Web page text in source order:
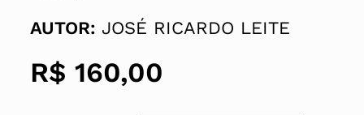
AUTOR: JOSÉ RICARDO LEITE
R$ 160,00